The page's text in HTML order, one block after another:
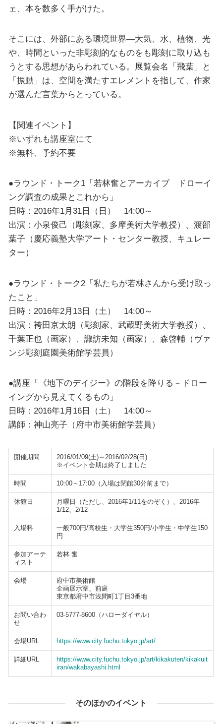
ェ、本を数多く手がけた。
そこには、外部にある環境世界―大気、水、植物、光
や、時間といった非彫刻的なものをも彫刻に取り込も
うとする思想があらわれている。展覧会名「飛葉」と
「振動」は、空間を満たすエレメントを指して、作家
が選んだ言葉からとっている。
【関連イベント】
※いずれも講座室にて
※無料、予約不要
●ラウンド・トーク1「若林奮とアーカイブ ドローイ
ング調査の成果とこれから」
日時：2016年1月31日（日） 14:00～
出演：小泉俊己（彫刻家、多摩美術大学教授）、渡部
葉子（慶応義塾大学アート・センター教授、キュレー
ター）
●ラウンド・トーク2「私たちが若林さんから受け取っ
たこと」
日時：2016年2月13日（土） 14:00～
出演：袴田京太朗（彫刻家、武蔵野美術大学教授）、
千葉正也（画家）、諏訪未知（画家）、森啓輔（ヴァ
ンジ彫刻庭園美術館学芸員）
●講座「《地下のデイジー》の階段を降りる－ドロー
イングから見えてくるもの」
日時：2016年1月16日（土） 14:00～
講師：神山亮子（府中市美術館学芸員）
開催期間
2016/01/09(土)～2016/02/28(日)
※イベント会期は終了しました
時間 10:00～17:00（入場は閉館30分前まで）
休館日
月曜日（ただし、2016年1/11をのぞく）、2016年
1/12、2/12
入場料
一般700円/高校生・大学生350円/小学生・中学生150
円
参加アーテ
ィスト
若林 奮
会場
府中市美術館
企画展示室、前庭
東京都府中市浅間町1丁目3番地
お問い合わ
せ
03-5777-8600（ハローダイヤル）
会場URL https://www.city.fuchu.tokyo.jp/art/
詳細URL
https://www.city.fuchu.tokyo.jp/art/kikakuten/kikakuit
iran/wakabayashi.html
そのほかのイベント